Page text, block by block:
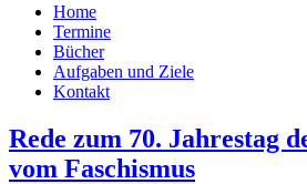
Home
Termine
Bücher
Aufgaben und Ziele
Kontakt
Rede zum 70. Jahrestag
vom Faschismus